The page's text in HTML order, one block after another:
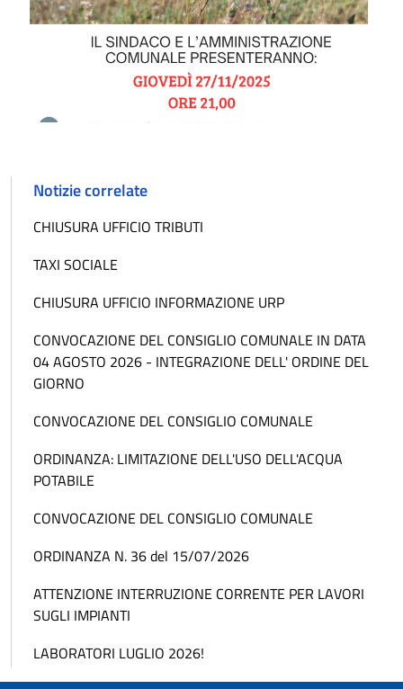
Notizie correlate
CHIUSURA UFFICIO TRIBUTI
TAXI SOCIALE
CHIUSURA UFFICIO INFORMAZIONE URP
CONVOCAZIONE DEL CONSIGLIO COMUNALE IN DATA
04 AGOSTO 2026 - INTEGRAZIONE DELL' ORDINE DEL
GIORNO
CONVOCAZIONE DEL CONSIGLIO COMUNALE
ORDINANZA: LIMITAZIONE DELL'USO DELL'ACQUA
POTABILE
CONVOCAZIONE DEL CONSIGLIO COMUNALE
ORDINANZA N. 36 del 15/07/2026
ATTENZIONE INTERRUZIONE CORRENTE PER LAVORI
SUGLI IMPIANTI
LABORATORI LUGLIO 2026!